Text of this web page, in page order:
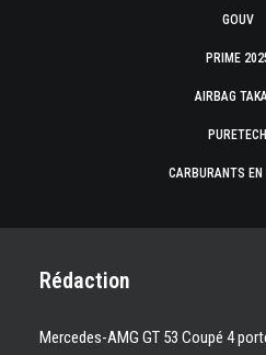
GOUV
PRIME
AIRBAG
PURETECH
CARBURANTS EN
Rédaction
Mercedes-AMG GT 53 Coupé 4